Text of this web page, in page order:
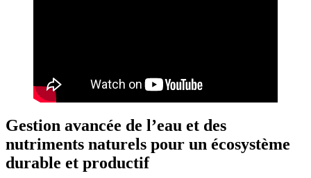
Gestion avancée de l’eau et des
nutriments naturels pour un écosystème
durable et productif